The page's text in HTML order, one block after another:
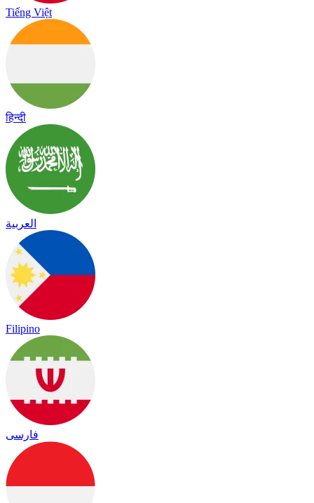
Tiếng Việt
हिन्दी
العربية
Filipino
فارسی